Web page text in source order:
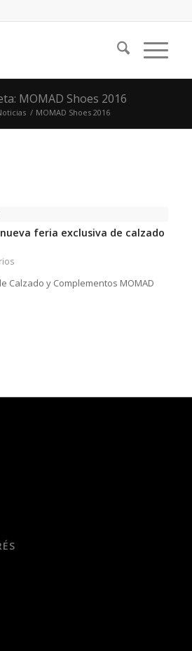
MOMAD Shoes 2016
/ MOMAD Shoes 2016
feria exclusiva de calzado
Calzado y Complementos MOMAD